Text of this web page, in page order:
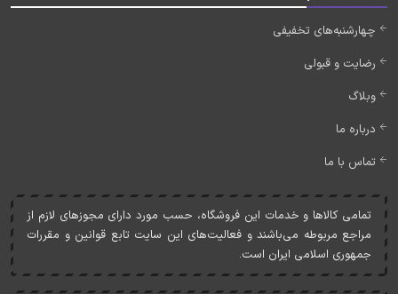
چهارشنبه‌های تخفیفی
رضایت و قبولی
وبلاگ
درباره ما
تماس با ما
تمامی کالاها و خدمات اين فروشگاه، حسب مورد دارای مجوزهای لازم از
مراجع مربوطه می‌باشند و فعاليت‌های اين سايت تابع قوانين و مقررات
جمهوری اسلامی ايران است.